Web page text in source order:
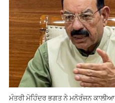
ਮੰਤਰੀ ਮੋਹਿੰਦਰ ਭਗਤ ਨੇ ਮਨੋਰੰਜਨ ਕਾਲੀਆ